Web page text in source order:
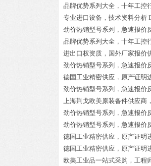
品牌优势系列大全，十年工控
专业进口设备，技术资料分析
劲价热销型号系列，急速报价
品牌优势系列大全，十年工控
进出口权资质，国外厂家报价
劲价热销型号系列，急速报价
德国工业精密供应，原产证明
劲价热销型号系列，急速报价
上海荆戈欧美原装备件供应商
劲价热销型号系列，急速报价
劲价热销型号系列，急速报价
德国工业精密供应，原产证明
德国工业精密供应，原产证明
欧美工业品一站式采购，工程